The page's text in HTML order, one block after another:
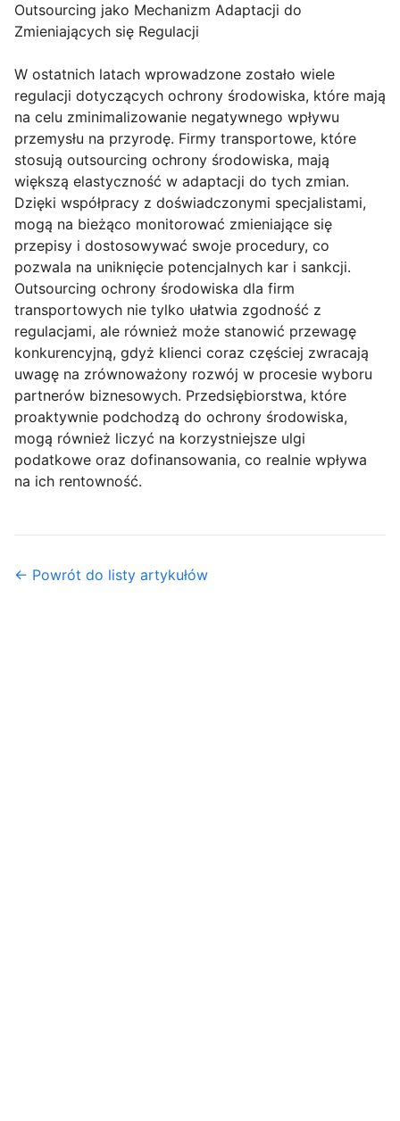
Outsourcing jako Mechanizm Adaptacji do
Zmieniających się Regulacji
W ostatnich latach wprowadzone zostało wiele
regulacji dotyczących ochrony środowiska, które mają
na celu zminimalizowanie negatywnego wpływu
przemysłu na przyrodę. Firmy transportowe, które
stosują outsourcing ochrony środowiska, mają
większą elastyczność w adaptacji do tych zmian.
Dzięki współpracy z doświadczonymi specjalistami,
mogą na bieżąco monitorować zmieniające się
przepisy i dostosowywać swoje procedury, co
pozwala na uniknięcie potencjalnych kar i sankcji.
Outsourcing ochrony środowiska dla firm
transportowych nie tylko ułatwia zgodność z
regulacjami, ale również może stanowić przewagę
konkurencyjną, gdyż klienci coraz częściej zwracają
uwagę na zrównoważony rozwój w procesie wyboru
partnerów biznesowych. Przedsiębiorstwa, które
proaktywnie podchodzą do ochrony środowiska,
mogą również liczyć na korzystniejsze ulgi
podatkowe oraz dofinansowania, co realnie wpływa
na ich rentowność.
← Powrót do listy artykułów